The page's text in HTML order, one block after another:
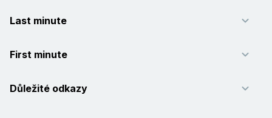
Last minute
First minute
Důležité odkazy